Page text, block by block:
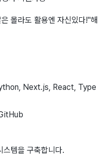
몰라도 활용엔 자신있다!"해
Next.js, React, Type
스템을 구축합니다.